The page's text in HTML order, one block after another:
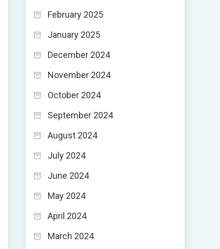
February 2025
January 2025
December 2024
November 2024
October 2024
September 2024
August 2024
July 2024
June 2024
May 2024
April 2024
March 2024